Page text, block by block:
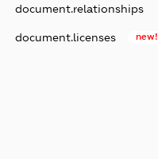
document.relationships
document.licenses new!